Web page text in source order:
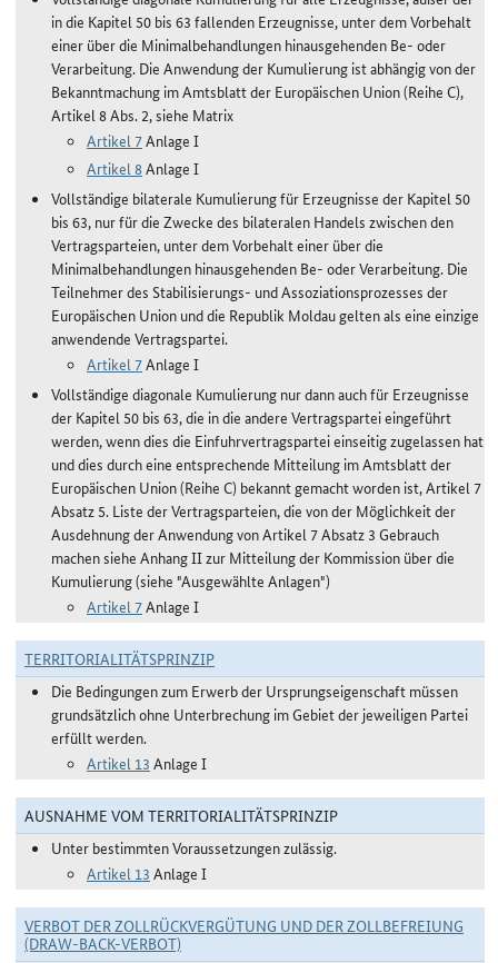
in die Kapitel 50 bis 63 fallenden Erzeugnisse, unter dem Vorbehalt
einer über die Minimalbehandlungen hinausgehenden Be- oder
Verarbeitung. Die Anwendung der Kumulierung ist abhängig von der
Bekanntmachung im Amtsblatt der Europäischen Union (Reihe C),
Artikel 8 Abs. 2, siehe Matrix
Artikel 7Anlage I
Artikel 8Anlage I
Vollständige bilaterale Kumulierung für Erzeugnisse der Kapitel 50
bis 63, nur für die Zwecke des bilateralen Handels zwischen den
Vertragsparteien, unter dem Vorbehalt einer über die
Minimalbehandlungen hinausgehenden Be- oder Verarbeitung. Die
Teilnehmer des Stabilisierungs- und Assoziationsprozesses der
Europäischen Union und die Republik Moldau gelten als eine einzige
anwendende Vertragspartei.
Artikel 7Anlage I
Vollständige diagonale Kumulierung nur dann auch für Erzeugnisse
der Kapitel 50 bis 63, die in die andere Vertragspartei eingeführt
werden, wenn dies die Einfuhrvertragspartei einseitig zugelassen hat
und dies durch eine entsprechende Mitteilung im Amtsblatt der
Europäischen Union (Reihe C) bekannt gemacht worden ist, Artikel 7
Absatz 5. Liste der Vertragsparteien, die von der Möglichkeit der
Ausdehnung der Anwendung von Artikel 7 Absatz 3 Gebrauch
machen siehe Anhang II zur Mitteilung der Kommission über die
Kumulierung (siehe "Ausgewählte Anlagen")
Artikel 7Anlage I
TERRITORIALITÄTSPRINZIP
Die Bedingungen zum Erwerb der Ursprungseigenschaft müssen
grundsätzlich ohne Unterbrechung im Gebiet der jeweiligen Partei
erfüllt werden.
Artikel 13 Anlage I
AUSNAHME VOM TERRITORIALITÄTSPRINZIP
Unter bestimmten Voraussetzungen zulässig.
Artikel 13 Anlage I
VERBOT DER ZOLLRÜCKVERGÜTUNG UND DER ZOLLBEFREIUNG
(DRAW-BACK-VERBOT)